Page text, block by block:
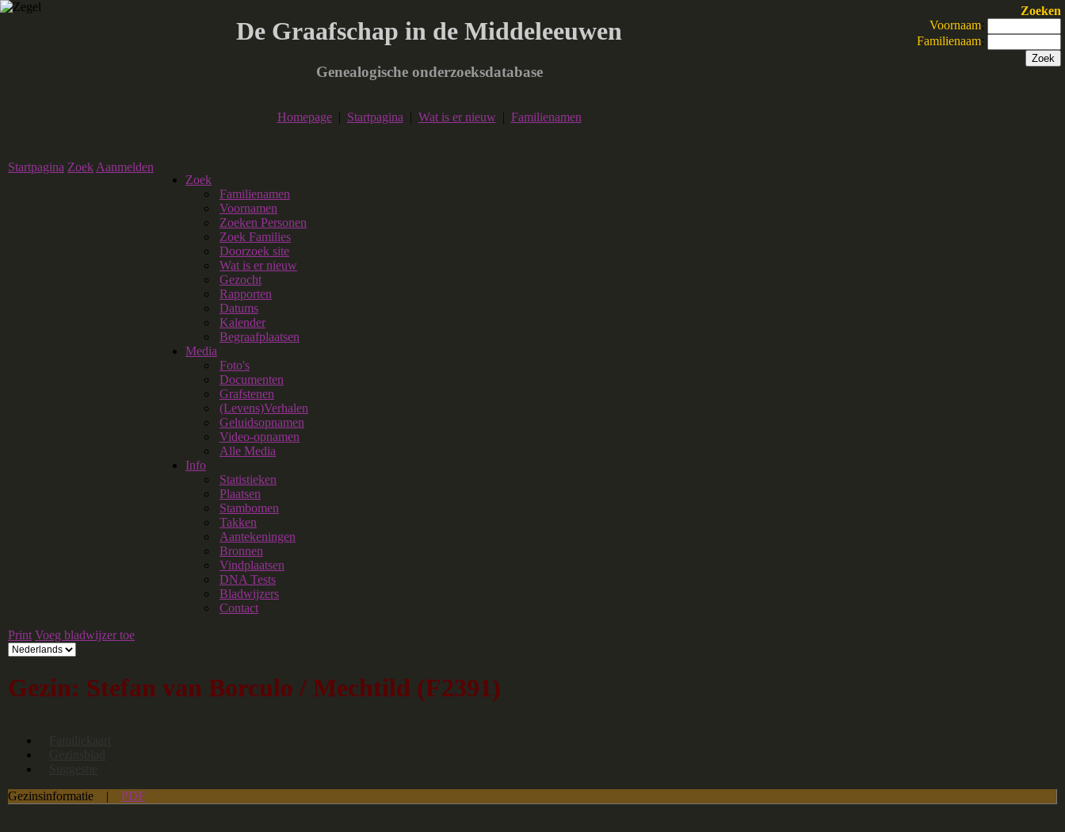
De Graafschap in de Middeleeuwen
Genealogische onderzoeksdatabase
Homepage| Startpagina | Wat is er nieuw | Familienamen
Zoeken
Voornaam:
Familienaam:
Startpagina Zoek Aanmelden
Zoek
Familienamen
Voornamen
Zoeken Personen
Zoek Families
Doorzoek site
Wat is er nieuw
Gezocht
Rapporten
Datums
Kalender
Begraafplaatsen
Media
Foto's
Documenten
Grafstenen
(Levens)Verhalen
Geluidsopnamen
Video-opnamen
Alle Media
Info
Statistieken
Plaatsen
Stambomen
Takken
Aantekeningen
Bronnen
Vindplaatsen
DNA Tests
Bladwijzers
Contact
Print Voeg bladwijzer toe
Gezin: Stefan van Borculo / Mechtild (F2391)
Gezinsinformatie | PDF